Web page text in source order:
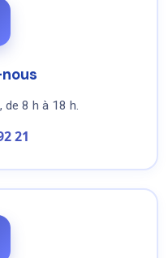
de 8 h à 18 h.
21